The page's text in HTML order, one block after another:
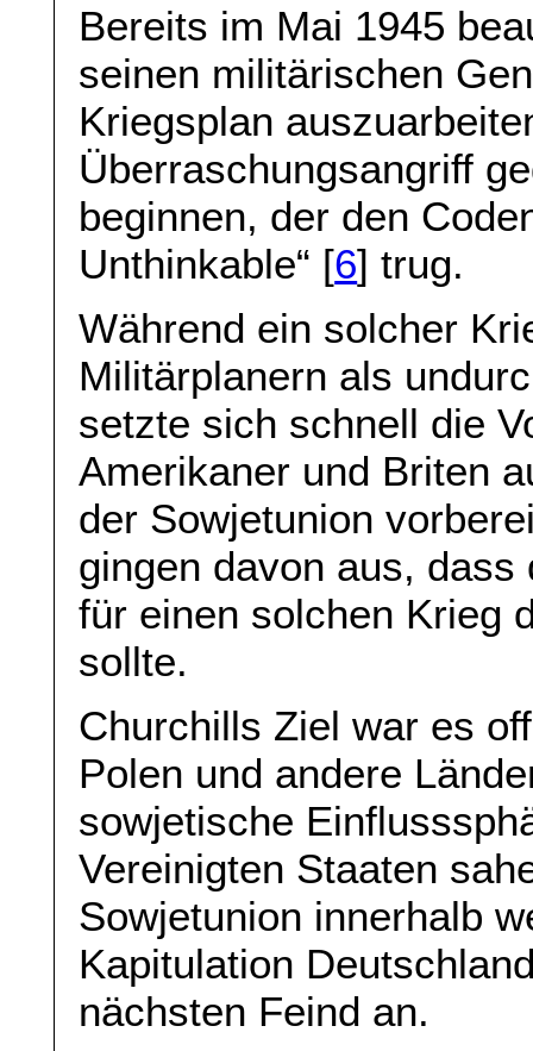
Bereits im Mai 1945
seinen militärischen
Kriegsplan
Überraschungsangriff
beginnen, der den
Unthinkable“ [6] trug.
Während ein solcher
Militärplanern als
setzte sich schnell die
Amerikaner und Briten
der Sowjetunion
gingen davon aus,
für einen solchen Krieg
sollte.
Churchills Ziel war es
Polen und andere
sowjetische
Vereinigten Staaten
Sowjetunion innerhalb
Kapitulation
nächsten Feind an.